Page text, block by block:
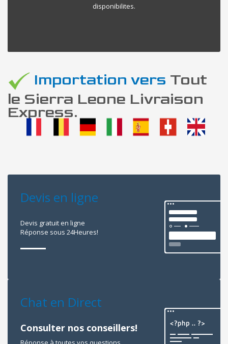
disponibilites.
Importation vers Tout
le Sierra Leone Livraison
Express.
Devis en ligne
Devis gratuit en ligne
Réponse sous 24Heures!
Chat en Direct
Consulter nos conseillers!